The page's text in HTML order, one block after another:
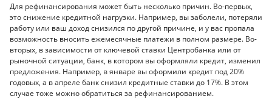
Для рефинансирования может быть несколько причин. Во-первых,
это снижение кредитной нагрузки. Например, вы заболели, потеряли
работу или ваш доход снизился по другой причине, и у вас пропала
возможность вносить ежемесячные платежи в полном размере. Во-
вторых, в зависимости от ключевой ставки Центробанка или от
рыночной ситуации, банк, в котором вы оформляли кредит, изменил
предложения. Например, в январе вы оформили кредит под 20%
годовых, а в апреле банк снизил кредитные ставки до 17%. В этом
случае тоже можно обратиться за рефинансированием.